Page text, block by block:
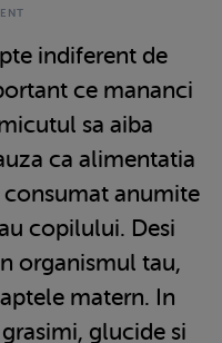
indiferent de
ce mananci
sa aiba
ca alimentatia
consumat anumite
copilului. Desi
organismul tau,
matern. In
glucide si